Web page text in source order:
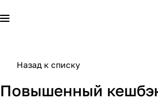
Назад к списку
Повышенный